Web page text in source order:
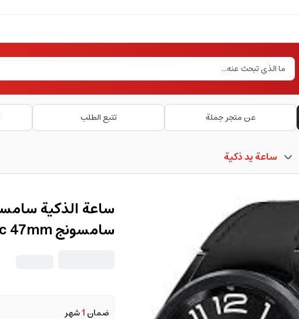
عن متجر جملة تتبع الطلب
ساعة يد ذكية
سامسونج Samsung Galaxy Watch6 Classic 47mm
ضمان 1شهر